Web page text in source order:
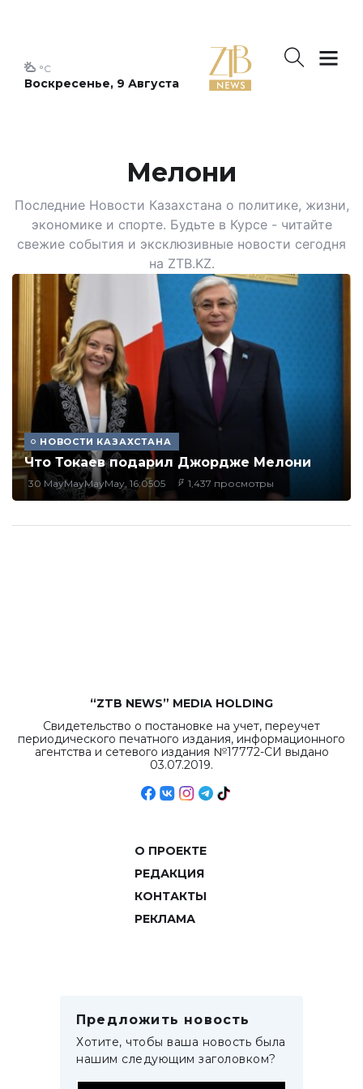
Воскресенье, 9 Августа
°C
Мелони
Последние Новости Казахстана о политике, жизни,
экономике и спорте. Будьте в Курсе - читайте
свежие события и эксклюзивные новости сегодня
на ZTB.KZ.
НОВОСТИ КАЗАХСТАНА
Что Токаев подарил Джордже Мелони
30 MayMayMayMay, 16:0505 1,437 просмотры
“ZTB NEWS” MEDIA HOLDING
Свидетельство о постановке на учет, переучет
периодического печатного издания, информационного
агентства и сетевого издания №17772-СИ выдано
03.07.2019.
О ПРОЕКТЕ
РЕДАКЦИЯ
КОНТАКТЫ
РЕКЛАМА
Предложить новость
Хотите, чтобы ваша новость была
нашим следующим заголовком?